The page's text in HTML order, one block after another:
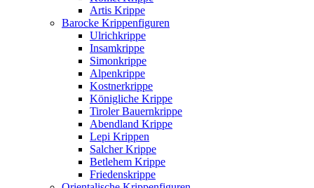
Artis Krippe
Barocke Krippenfiguren
Ulrichkrippe
Insamkrippe
Simonkrippe
Alpenkrippe
Kostnerkrippe
Königliche Krippe
Tiroler Bauernkrippe
Abendland Krippe
Lepi Krippen
Salcher Krippe
Betlehem Krippe
Friedenskrippe